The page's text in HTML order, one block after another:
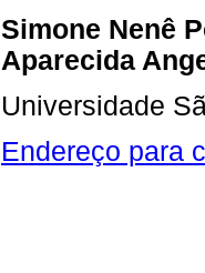
Simone Nenê
Aparecida
Universidade
Endereço para